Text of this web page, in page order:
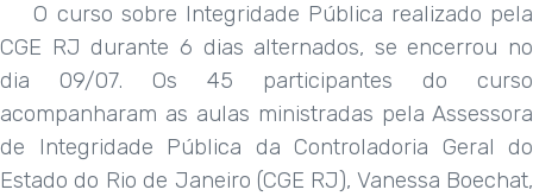
O curso sobre Integridade Pública realizado pela
CGE RJ durante 6 dias alternados, se encerrou no
dia 09/07. Os 45 participantes do curso
acompanharam as aulas ministradas pela Assessora
de Integridade Pública da Controladoria Geral do
Estado do Rio de Janeiro (CGE RJ), Vanessa Boechat,